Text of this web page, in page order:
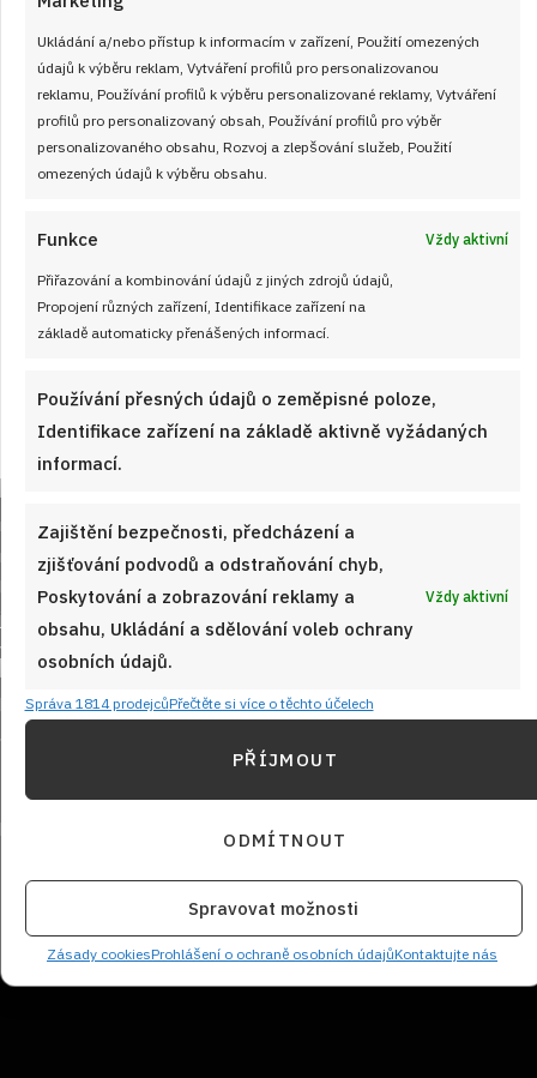
Ukládání a/nebo přístup k informacím v zařízení, Použití omezených
údajů k výběru reklam, Vytváření profilů pro personalizovanou
reklamu, Používání profilů k výběru personalizované reklamy, Vytváření
profilů pro personalizovaný obsah, Používání profilů pro výběr
personalizovaného obsahu, Rozvoj a zlepšování služeb, Použití
omezených údajů k výběru obsahu.
Funkce Vždy aktivní
Přiřazování a kombinování údajů z jiných zdrojů údajů,
Propojení různých zařízení, Identifikace zařízení na
základě automaticky přenášených informací.
Používání přesných údajů o zeměpisné poloze,
Identifikace zařízení na základě aktivně vyžádaných
informací.
Zajištění bezpečnosti, předcházení a
zjišťování podvodů a odstraňování chyb,
Poskytování a zobrazování reklamy a
obsahu, Ukládání a sdělování voleb ochrany
osobních údajů.
Vždy aktivní
Správa 1814 prodejcůPřečtěte si více o těchto účelech
PŘÍJMOUT
ODMÍTNOUT
Spravovat možnosti
Zásady cookiesProhlášení o ochraně osobních údajůKontaktujte nás
Velký test slunečnicových olejů 2026: 7
liší cenou i kvalitou
odJANA DUCHOŇOVÁ 7. 8. 2026 JAK VAŘIT
NEZMEŠKEJTE ŽÁDNÝ RECEPT!